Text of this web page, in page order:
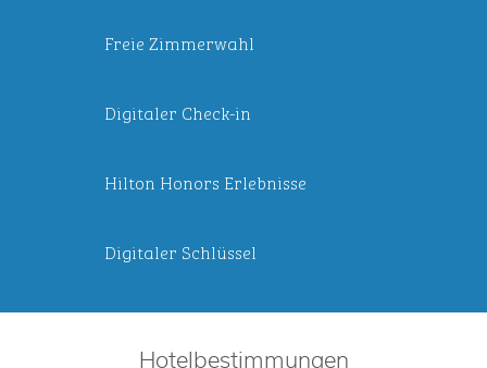
Freie Zimmerwahl
Digitaler Check-in
Hilton Honors Erlebnisse
Digitaler Schlüssel
Hotelbestimmungen